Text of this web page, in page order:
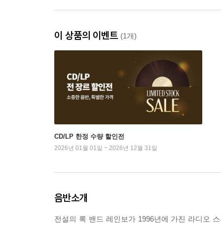
이 상품의 이벤트 (1개)
CD/LP 한정 수량 할인전
2026년 01월 01일 ~ 2026년 12월 31일
음반소개
전설의 록 밴드 레인보가 1996년에 가진 라디오